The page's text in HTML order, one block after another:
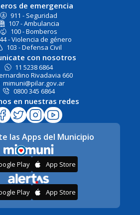
de emergencia
911 - Seguridad
107 - Ambulancia
100 - Bomberos
- Violencia de género
103 - Defensa Civil
con nosotros
11 5238 6864
Rivadavia 660
mimuni@pilar.gov.ar
0800 345 6864
en nuestras redes
las Apps del Municipio
Play App Store
Play App Store